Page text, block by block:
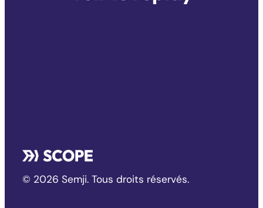
© 2026 Semji. Tous droits réservés.